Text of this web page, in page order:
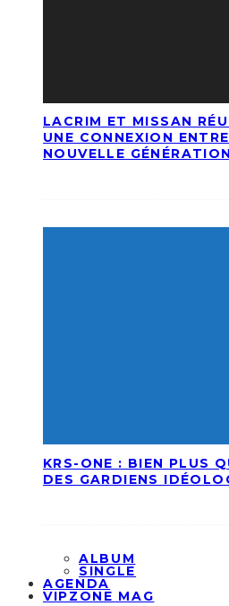
LACRIM ET MISSAN
UNE CONNEXION
NOUVELLE GÉNÉRATION
KRS-ONE : BIEN PLUS
DES GARDIENS
ALBUM
SINGLE
AGENDA
VIPZONE MAG